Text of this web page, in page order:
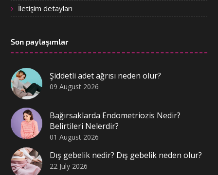
İletişim detayları
Son paylaşımlar
Şiddetli adet ağrısı neden olur?
09 August 2026
Bağırsaklarda Endometriozis Nedir?
Belirtileri Nelerdir?
01 August 2026
Dış gebelik nedir? Dış gebelik neden olur?
22 July 2026